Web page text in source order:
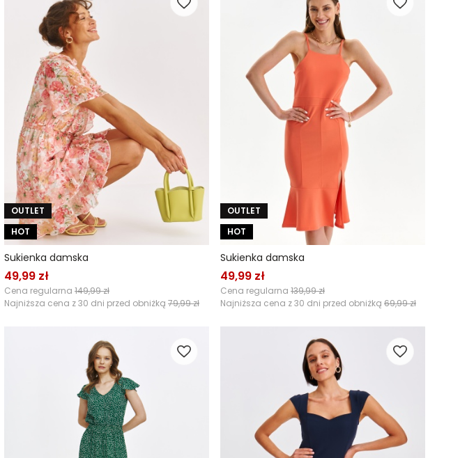
OUTLET
HOT
Sukienka damska
49,99 zł
Cena regularna 149,99 zł
Najniższa cena z 30 dni przed obniżką 79,99 zł
OUTLET
HOT
Sukienka damska
49,99 zł
Cena regularna 139,99 zł
Najniższa cena z 30 dni przed obniżką 69,99 zł